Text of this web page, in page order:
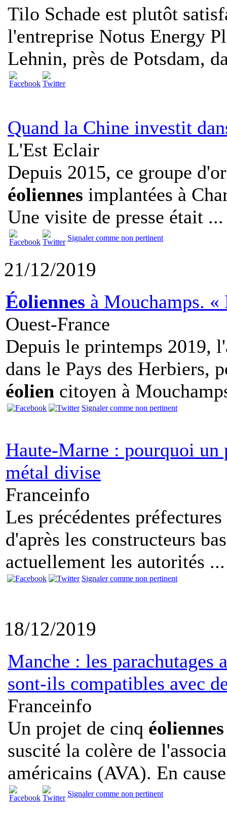
Tilo Schade est plutôt
l'entreprise Notus Energy
Lehnin, près de Potsdam,
Quand la Chine investit
L'Est Eclair
Depuis 2015, ce groupe
éoliennes implantées à
Une visite de presse était ...
Signaler comme non pertinent
21/12/2019
Éoliennes à Mouchamps.
Ouest-France
Depuis le printemps 2019,
dans le Pays des Herbiers,
éolien citoyen à
Signaler comme non pertinent
Haute-Marne : pourquoi un
métal divise
Franceinfo
Les précédentes
d'après les constructeurs
actuellement les autorités ...
Signaler comme non pertinent
18/12/2019
Manche : les parachutages
sont-ils compatibles avec
Franceinfo
Un projet de cinq éoliennes
suscité la colère de
américains (AVA). En
Signaler comme non pertinent